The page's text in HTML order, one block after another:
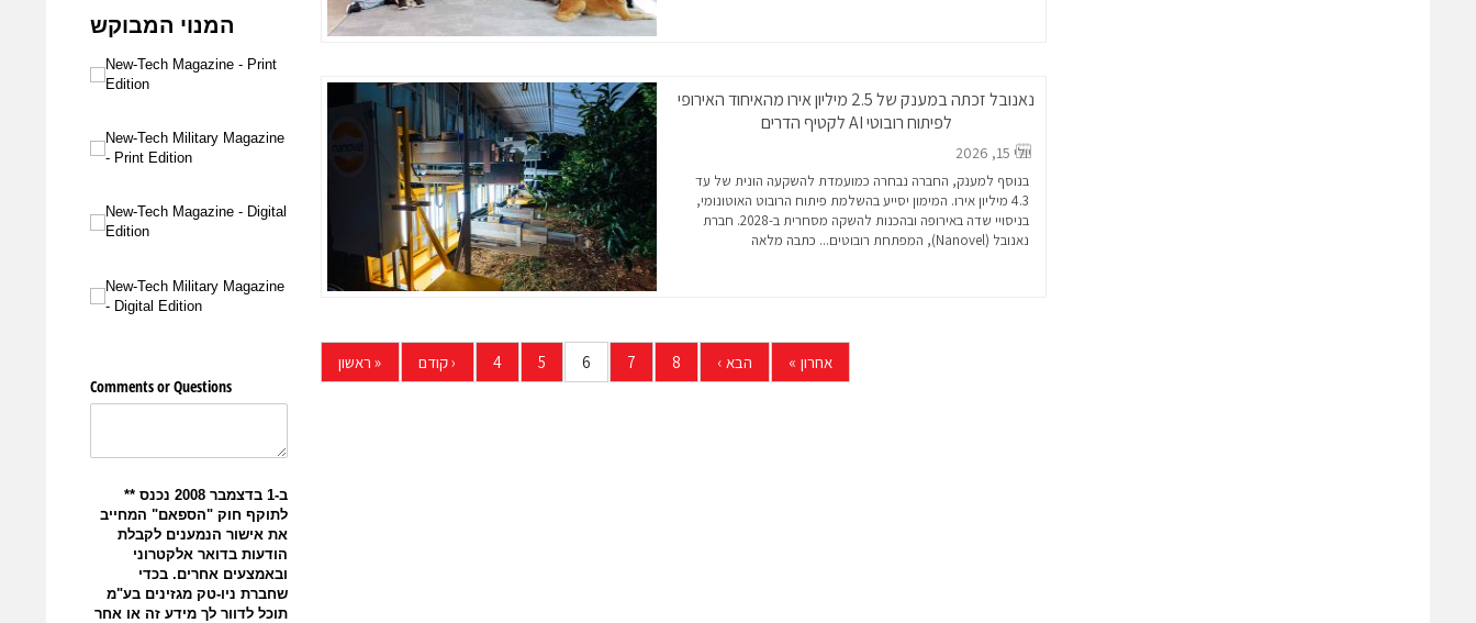
נאנובל זכתה במענק של 2.5 מיליון אירו מהאיחוד האירופי
לפיתוח רובוטי AI לקטיף הדרים
יולי 15, 2026
בנוסף למענק, החברה נבחרה כמועמדת להשקעה הונית של עד
4.3 מיליון אירו. המימון יסייע בהשלמת פיתוח הרובוט האוטונומי,
בניסויי שדה באירופה ובהכנות להשקה מסחרית ב-2028. חברת
נאנובל (Nanovel), המפתחת רובוטים...
כתבה מלאה
« ראשון ‹קודם 4 5 6 7 8 הבא › אחרון »